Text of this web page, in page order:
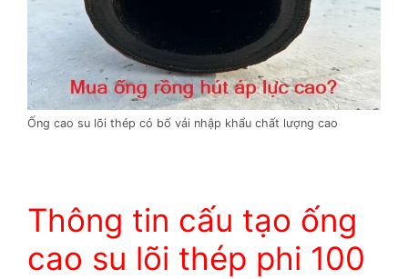
Ống cao su lõi thép có bố vải nhập khẩu chất lượng cao
Thông tin cấu tạo ống
cao su lõi thép phi 100